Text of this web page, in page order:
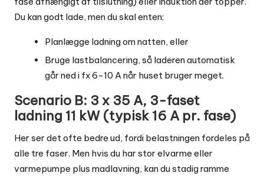
Du kan godt lade, men du skal enten:
Planlægge ladning om natten, eller
Bruge lastbalancering, så laderen automatisk
går ned i fx 6-10 A når huset bruger meget.
Scenario B: 3 x 35 A, 3-faset
ladning 11 kW (typisk 16 A pr. fase)
Her ser det ofte bedre ud, fordi belastningen fordeles på
alle tre faser. Men hvis du har stor elvarme eller
varmepumpe plus madlavning, kan du stadig ramme